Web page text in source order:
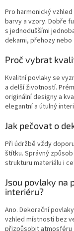
Pro harmonický
barvy a vzory. Dobře
s jednoduššími
dekami, přehozy
Proč vybrat
Kvalitní povlaky se
a delší životností.
originální designy a
elegantní a útulný
Jak pečovat o
Při údržbě vždy
štítku. Správný
strukturu materiálu i
Jsou povlaky na
interiéru?
Ano. Dekorační
vzhled místnosti bez